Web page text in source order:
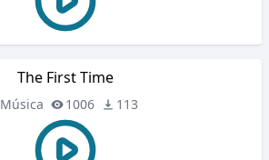
The First Time
Música 1006 113